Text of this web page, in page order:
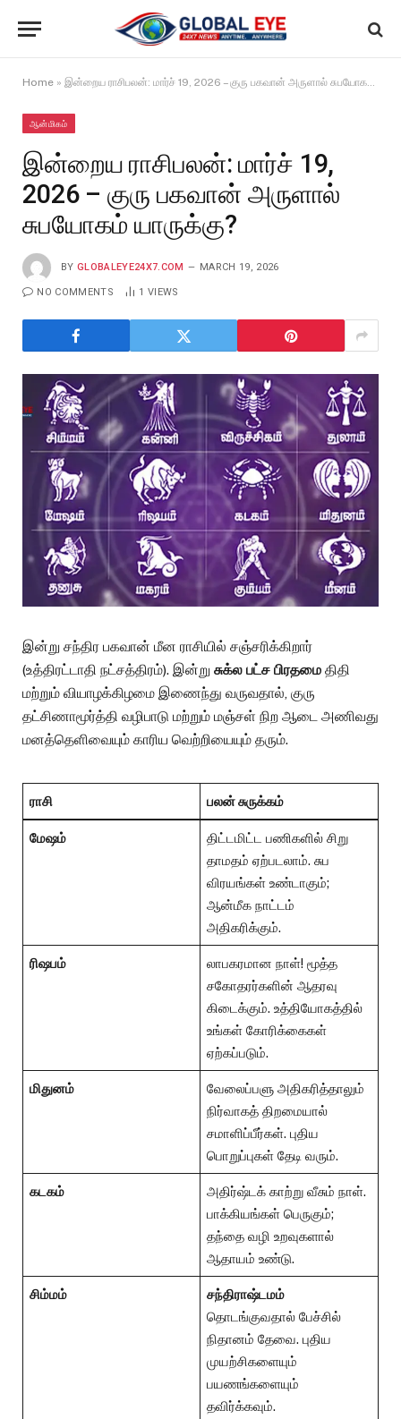
Home » இன்றைய ராசிபலன்: மார்ச் 19, 2026 – குரு பகவான் அருளால் சுபயோகம் யாருக்கு?
ஆன்மிகம்
இன்றைய ராசிபலன்: மார்ச் 19,
2026 – குரு பகவான் அருளால்
சுபயோகம் யாருக்கு?
BY GLOBALEYE24X7.COM MARCH 19, 2026
NO COMMENTS 1 VIEWS
இன்று சந்திர பகவான் மீன ராசியில் சஞ்சரிக்கிறார்
(உத்திரட்டாதி நட்சத்திரம்). இன்று சுக்ல பட்ச பிரதமை திதி
மற்றும் வியாழக்கிழமை இணைந்து வருவதால், குரு
தட்சிணாமூர்த்தி வழிபாடு மற்றும் மஞ்சள் நிற ஆடை அணிவது
மனத்தெளிவையும் காரிய வெற்றியையும் தரும்.
ராசி பலன் சுருக்கம்
மேஷம்
திட்டமிட்ட பணிகளில் சிறு
தாமதம் ஏற்படலாம். சுப
விரயங்கள் உண்டாகும்;
ஆன்மீக நாட்டம்
அதிகரிக்கும்.
ரிஷபம்
லாபகரமான நாள்! மூத்த
சகோதரர்களின் ஆதரவு
கிடைக்கும். உத்தியோகத்தில்
உங்கள் கோரிக்கைகள்
ஏற்கப்படும்.
மிதுனம்
வேலைப்பளு அதிகரித்தாலும்
நிர்வாகத் திறமையால்
சமாளிப்பீர்கள். புதிய
பொறுப்புகள் தேடி வரும்.
கடகம்
அதிர்ஷ்டக் காற்று வீசும் நாள்.
பாக்கியங்கள் பெருகும்;
தந்தை வழி உறவுகளால்
ஆதாயம் உண்டு.
சிம்மம்
சந்திராஷ்டமம்
தொடங்குவதால் பேச்சில்
நிதானம் தேவை. புதிய
முயற்சிகளையும்
பயணங்களையும்
தவிர்க்கவும்.